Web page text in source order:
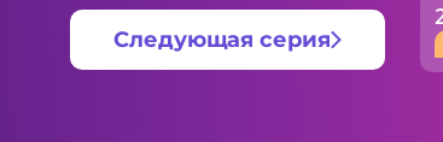
Следующая серия